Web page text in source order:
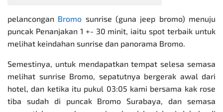
pelancongan Bromo sunrise (guna jeep bromo) menuju
puncak Penanjakan 1 +- 30 minit, iaitu spot terbaik untuk
melihat keindahan sunrise dan panorama Bromo.
Semestinya, untuk mendapatkan tempat selesa semasa
melihat sunrise Bromo, sepatutnya bergerak awal dari
hotel, dan ketika itu pukul 03:05 kami bersama kak rose
tiba sudah di puncak Bromo Surabaya, dan semasa